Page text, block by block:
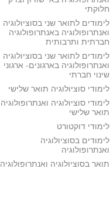
חלוקתי
לימודים לתואר שני בסוציולוגיה
ואנתרופולוגיה באנתרופולוגיה
חברתית ותרבותית
לימודים לתואר שני בסוציולוגיה
ואנתרופולוגיה בארגונים- ארגוני
שינוי חברתי
לימודי סוציולוגיה תואר שלישי
לימודי סוציולוגיה ואנתרופולוגיה
תואר שלישי
לימודי דוקטורט
לימודים בסוציולוגיה
ואנתרופולוגיה
תואר בסוציולוגיה ואנתרופולוגיה